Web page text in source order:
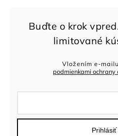
Vložením e-
podmienkami ochrany
Prihlásiť